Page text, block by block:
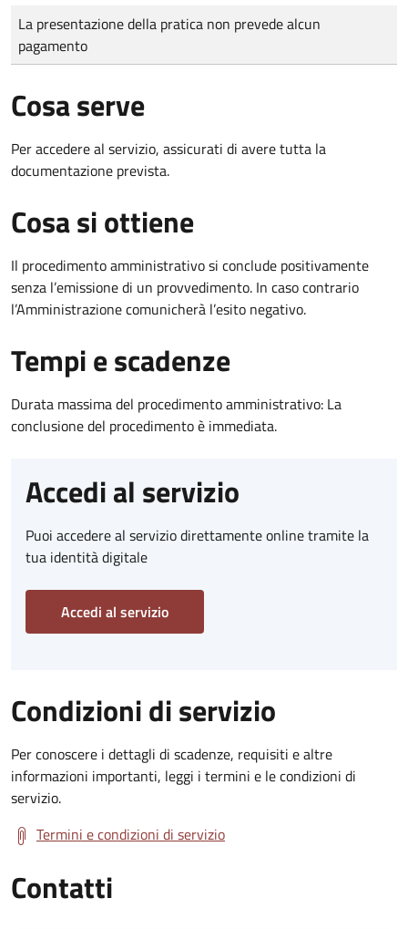
Tipo di pagamento
Importo
La presentazione della pratica non prevede alcun
pagamento
Cosa serve
Per accedere al servizio, assicurati di avere tutta la
documentazione prevista.
Cosa si ottiene
Il procedimento amministrativo si conclude positivamente
senza l’emissione di un provvedimento. In caso contrario
l’Amministrazione comunicherà l’esito negativo.
Tempi e scadenze
Durata massima del procedimento amministrativo: La
conclusione del procedimento è immediata.
Accedi al servizio
Puoi accedere al servizio direttamente online tramite la
tua identità digitale
Accedi al servizio
Condizioni di servizio
Per conoscere i dettagli di scadenze, requisiti e altre
informazioni importanti, leggi i termini e le condizioni di
servizio.
Termini e condizioni di servizio
Contatti